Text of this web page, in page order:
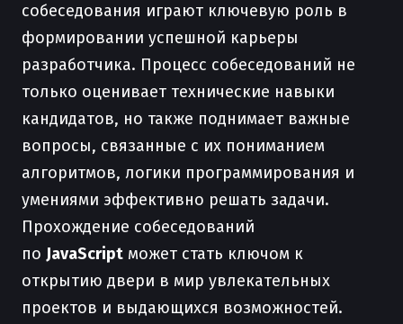
собеседования играют ключевую роль в
формировании успешной карьеры
разработчика. Процесс собеседований не
только оценивает технические навыки
кандидатов, но также поднимает важные
вопросы, связанные с их пониманием
алгоритмов, логики программирования и
умениями эффективно решать задачи.
Прохождение собеседований
по JavaScript может стать ключом к
открытию двери в мир увлекательных
проектов и выдающихся возможностей.